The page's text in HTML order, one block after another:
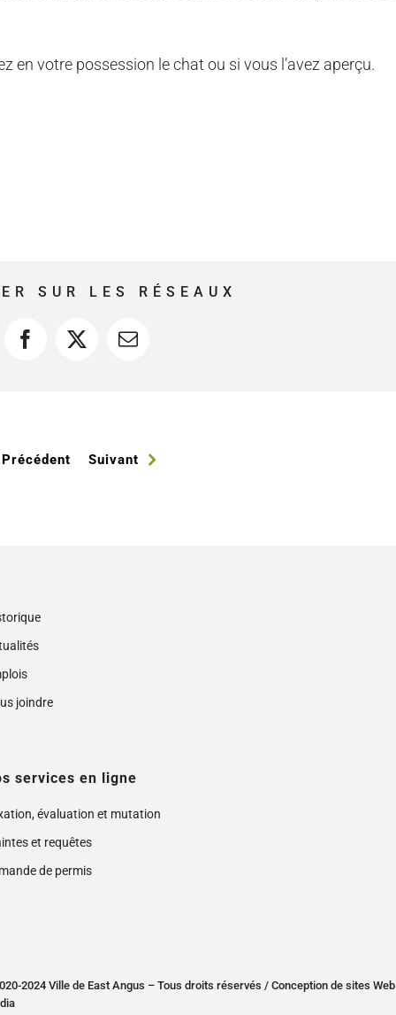
en votre possession le chat ou si vous l’avez aperçu.
SUR LES RÉSEAUX
Facebook
X Courriel
Précédent Suivant
joindre
services en ligne
évaluation et mutation
et requêtes
de permis
2024 Ville de East Angus – Tous droits réservés /Conception de sites Web